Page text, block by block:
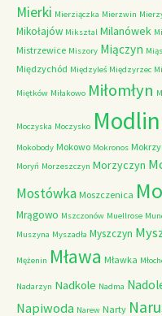
Mierki Mierziączka Mierzwin
Mikołajów Miksztal Milanówek
Mistrzewice Miszory Miączyn
Międzychód Międzyleś Międzyrzec
Miętków Miłakowo Miłomłyn
Moczyska Moczysko Modlin
Mokobody Mokowo Mokronos
Moryń Morzeszczyn Morzyczyn
Mostówka Moszczenica
Mrągowo Mszczonów Muellrose
Muszyna Myszadła Myszczyn
Mężenin Mława Mławka
Nadarzyn Nadkole Nadma
Napiwoda Narew Narty